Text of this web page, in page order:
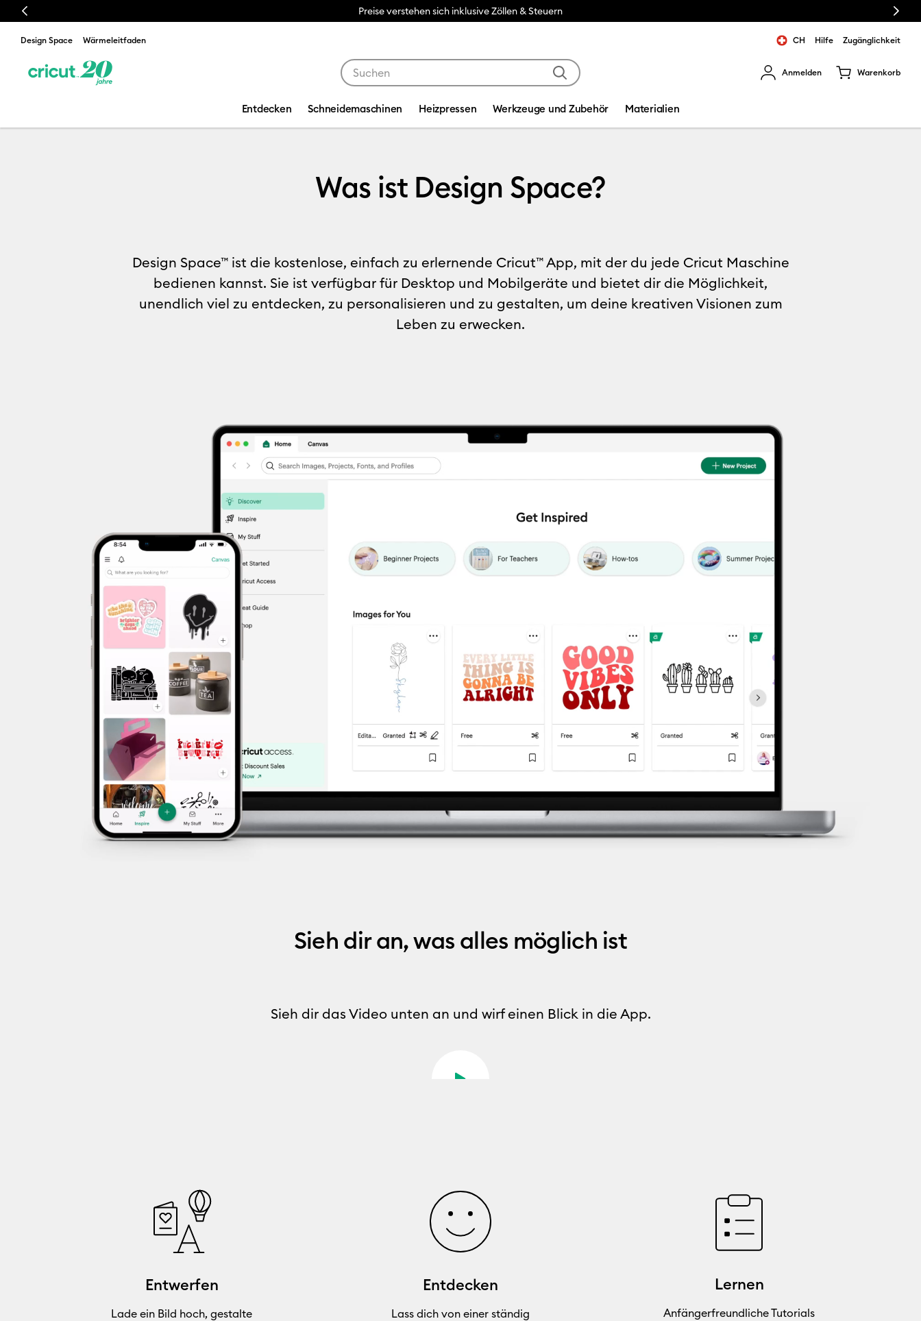
Previous Kostenloser Versand ab CHF 50 Next
Design Space Wärmeleitfaden CH Hilfe Zugänglichkeit
Anmelden Warenkorb
Entdecken Schneidemaschinen Heizpressen Werkzeuge und Zubehör Materialien
Was ist Design Space?
Design Space™ ist die kostenlose, einfach zu erlernende Cricut™ App, mit der du jede Cricut Maschine
bedienen kannst. Sie ist verfügbar für Desktop und Mobilgeräte und bietet dir die Möglichkeit,
unendlich viel zu entdecken, zu personalisieren und zu gestalten, um deine kreativen Visionen zum
Leben zu erwecken.
Sieh dir an, was alles möglich ist
Sieh dir das Video unten an und wirf einen Blick in die App.
Entwerfen
Lade ein Bild hoch, gestalte
Entdecken
Lass dich von einer ständig
Lernen
Anfängerfreundliche Tutorials